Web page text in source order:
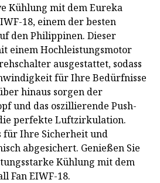
Kühlung mit dem Eureka
18, einem der besten
den Philippinen. Dieser
einem Hochleistungsmotor
ausgestattet, sodass
für Ihre Bedürfnisse
hinaus sorgen der
und das oszillierende Push-
perfekte Luftzirkulation.
für Ihre Sicherheit und
abgesichert. Genießen Sie
Kühlung mit dem
Fan EIWF-18.